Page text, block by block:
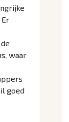
waar
goed